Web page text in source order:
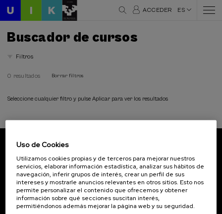
ACCEDER ES
Buscador de cursos
Filtros
0 resultados Borrar filtros
Seleccione cualquier filtro y pulse Aplicar para ver los resultados
Inscríbete para ser el primero/a en recibir las
novedades de UIK.
Suscribirse
Uso de Cookies
Utilizamos cookies propias y de terceros para mejorar nuestros
servicios, elaborar información estadística, analizar sus hábitos de
navegación, inferir grupos de interés, crear un perfil de sus
intereses y mostrarle anuncios relevantes en otros sitios. Esto nos
permite personalizar el contenido que ofrecemos y obtener
información sobre qué secciones suscitan interés,
permitiéndonos además mejorar la página web y su seguridad.